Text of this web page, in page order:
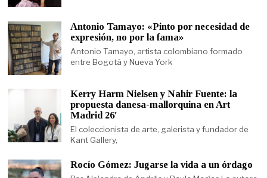
Antonio Tamayo: «Pinto por necesidad de
expresión, no por la fama»
Antonio Tamayo, artista colombiano formado
entre Bogotá y Nueva York
Kerry Harm Nielsen y Nahir Fuente: la
propuesta danesa-mallorquina en Art
Madrid 26′
El coleccionista de arte, galerista y fundador de
Kant Gallery,
Rocío Gómez: Jugarse la vida a un órdago